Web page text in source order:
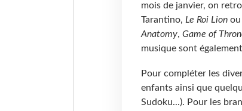
mois de janvier, on
Tarantino, Le Roi Lionou
Anatomy, Game of
musique sont
Pour compléter les
enfants ainsi que
Sudoku...). Pour les